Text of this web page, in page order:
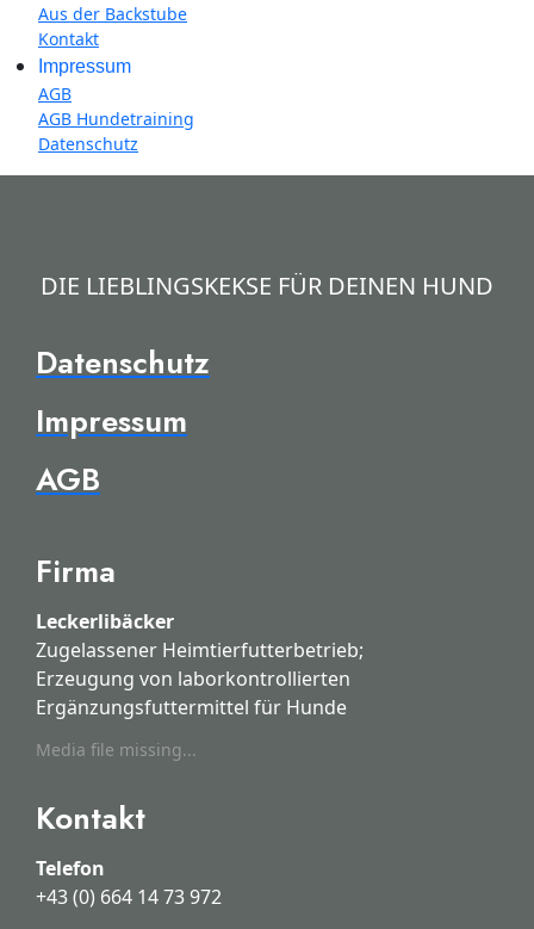
Aus der Backstube
Kontakt
Impressum
AGB
AGB Hundetraining
Datenschutz
DIE LIEBLINGSKEKSE FÜR DEINEN HUND
Kontakt
Telefon
+43 (0) 664 14 73 972
Firma
Leckerlibäcker
Zugelassener Heimtierfutterbetrieb;
Erzeugung von laborkontrollierten
Ergänzungsfuttermittel für Hunde
Media file missing...
Datenschutz
Impressum
AGB